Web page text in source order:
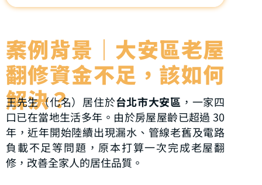
案例背景｜大安區老屋
翻修資金不足，該如何
解決？
王先生（化名）居住於台北市大安區 ，一家四
口已在當地生活多年。由於房屋屋齡已超過 30
年，近年開始陸續出現漏水、管線老舊及電路
負載不足等問題，原本打算一次完成老屋翻
修，改善全家人的居住品質。